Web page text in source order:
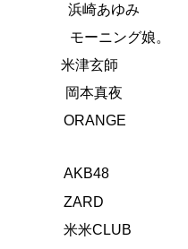
ゆみ
ーニング娘。
玄師
岡本真夜
ORANGE
ン AKB48
ZARD
米米CLUB